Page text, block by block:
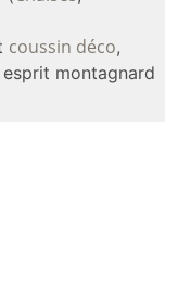
coussin déco,
montagnard